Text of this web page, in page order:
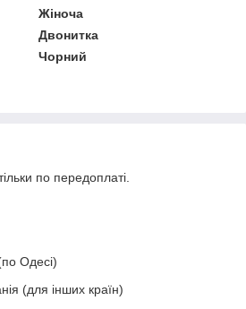
Жіноча
Двонитка
Чорний
по передоплаті.
Одесі)
(для інших країн)